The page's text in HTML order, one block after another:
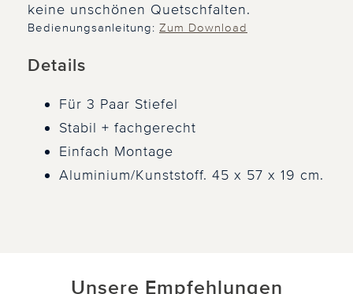
keine unschönen Quetschfalten.
Bedienungsanleitung: Zum Download
Details
Für 3 Paar Stiefel
Stabil + fachgerecht
Einfach Montage
Aluminium/Kunststoff. 45 x 57 x 19 cm.
Unsere Empfehlungen